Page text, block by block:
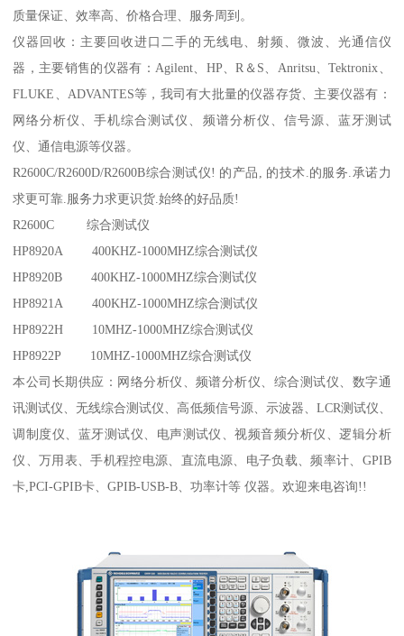
质量保证、效率高、价格合理、服务周到。
仪器回收：主要回收进口二手的无线电、射频、微波、光通信仪
器，主要销售的仪器有：Agilent、HP、R＆S、Anritsu、Tektronix、
FLUKE、ADVANTES等，我司有大批量的仪器存货、主要仪器有：
网络分析仪、手机综合测试仪、频谱分析仪、信号源、蓝牙测试
仪、通信电源等仪器。
R2600C/R2600D/R2600B综合测试仪! 的产品, 的技术.的服务.承诺力
求更可靠.服务力求更识货.始终的好品质!
R2600C 综合测试仪
HP8920A 400KHZ-1000MHZ综合测试仪
HP8920B 400KHZ-1000MHZ综合测试仪
HP8921A 400KHZ-1000MHZ综合测试仪
HP8922H 10MHZ-1000MHZ综合测试仪
HP8922P 10MHZ-1000MHZ综合测试仪
本公司长期供应：网络分析仪、频谱分析仪、综合测试仪、数字通
讯测试仪、无线综合测试仪、高低频信号源、示波器、LCR测试仪、
调制度仪、蓝牙测试仪、电声测试仪、视频音频分析仪、逻辑分析
仪、万用表、手机程控电源、直流电源、电子负载、频率计、GPIB
卡,PCI-GPIB卡、GPIB-USB-B、功率计等 仪器。欢迎来电咨询!!